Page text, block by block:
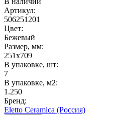
Артикул:
506251201
Цвет:
Бежевый
Размер, мм:
251x709
В упаковке, шт:
7
В упаковке, м2:
1.250
Бренд:
Eletto Ceramica (Россия)